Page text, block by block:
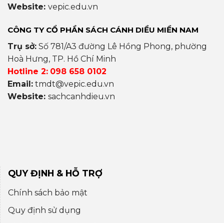
Website: vepic.edu.vn
CÔNG TY CỔ PHẦN SÁCH CÁNH DIỀU MIỀN NAM
Trụ sở: Số 781/A3 đường Lê Hồng Phong, phường
Hoà Hưng, TP. Hồ Chí Minh
Hotline 2: 098 658 0102
Email: tmdt@vepic.edu.vn
Website: sachcanhdieu.vn
QUY ĐỊNH & HỖ TRỢ
Chính sách bảo mật
Quy định sử dụng